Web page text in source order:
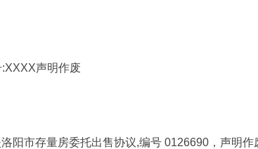
声明作废
阳市存量房委托出售协议,编号 0126690，声明作